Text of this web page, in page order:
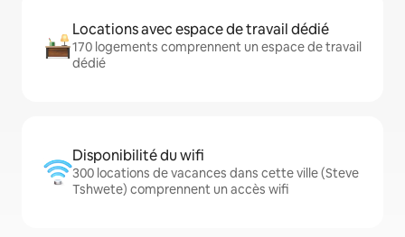
Locations avec espace de travail dédié
170 logements comprennent un espace de travail
dédié
Disponibilité du wifi
300 locations de vacances dans cette ville (Steve
Tshwete) comprennent un accès wifi